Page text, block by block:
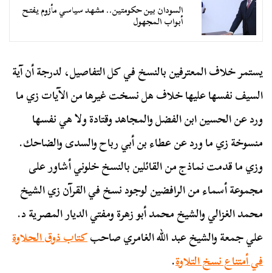
السودان بين حكومتين.. مشهد سياسي مأزوم يفتح
أبواب المجهول
يستمر خلاف المعترفين بالنسخ في كل التفاصيل، لدرجة أن آية
السيف نفسها عليها خلاف هل نسخت غيرها من الآيات زي ما
ورد عن الحسين ابن الفضل والمجاهد وقتادة ولا هي نفسها
منسوخة زي ما ورد عن عطاء بن أبي رباح والسدى والضاحك.
وزي ما قدمت نماذج من القائلين بالنسخ خلوني أشاور على
مجموعة أسماء من الرافضين لوجود نسخ في القرآن زي الشيخ
محمد الغزالي والشيخ محمد أبو زهرة ومفتي الديار المصرية د.
علي جمعة والشيخ عبد الله الغامري صاحبكتاب ذوق الحلاوة
في أمتناع نسخ التلاوة.